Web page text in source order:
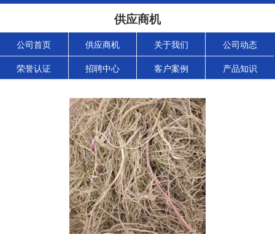
供应商机
公司首页 供应商机 关于我们 公司动态
荣誉认证 招聘中心 客户案例 产品知识